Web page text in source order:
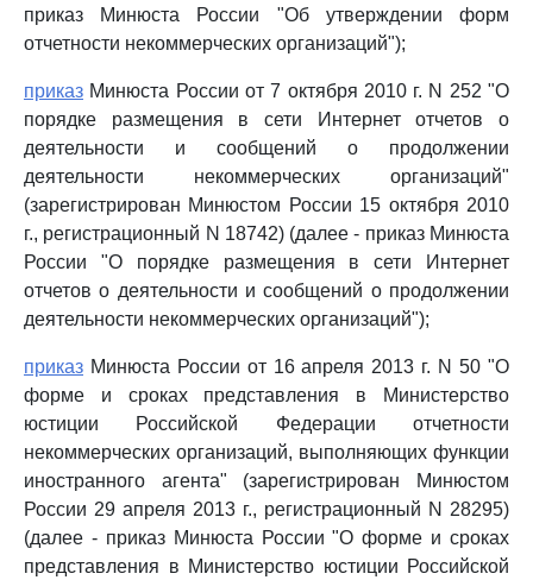
приказ Минюста России "Об утверждении форм
отчетности некоммерческих организаций");
приказ Минюста России от 7 октября 2010 г. N 252 "О
порядке размещения в сети Интернет отчетов о
деятельности и сообщений о продолжении
деятельности некоммерческих организаций"
(зарегистрирован Минюстом России 15 октября 2010
г., регистрационный N 18742) (далее - приказ Минюста
России "О порядке размещения в сети Интернет
отчетов о деятельности и сообщений о продолжении
деятельности некоммерческих организаций");
приказ Минюста России от 16 апреля 2013 г. N 50 "О
форме и сроках представления в Министерство
юстиции Российской Федерации отчетности
некоммерческих организаций, выполняющих функции
иностранного агента" (зарегистрирован Минюстом
России 29 апреля 2013 г., регистрационный N 28295)
(далее - приказ Минюста России "О форме и сроках
представления в Министерство юстиции Российской